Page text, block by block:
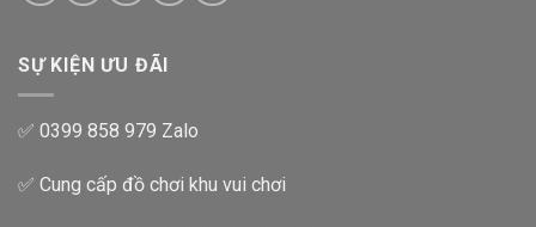
SỰ KIỆN ƯU ĐÃI
✅ 0399 858 979 Zalo
✅ Cung cấp đồ chơi khu vui chơi